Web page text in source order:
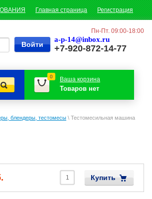
Главная страница Регистрация
Пн-Пт. 09:00-18:00
a-p-14@inbox.ru
+7-920-872-14-77
0 Ваша корзина
Товаров нет
блендеры, тестомесы \ Тестомесильная машина
Купить